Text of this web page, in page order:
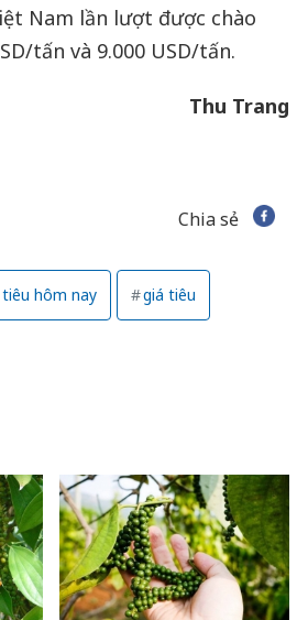
Nam lần lượt được chào
tấn và 9.000 USD/tấn.
Thu Trang
Chia sẻ
hôm nay giá tiêu